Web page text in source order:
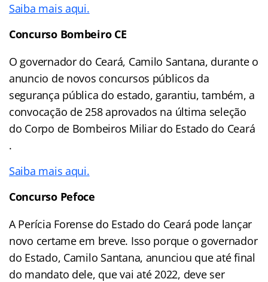
Saiba mais aqui.
Concurso Bombeiro CE
O governador do Ceará, Camilo Santana, durante o
anuncio de novos concursos públicos da
segurança pública do estado, garantiu, também, a
convocação de 258 aprovados na última seleção
do Corpo de Bombeiros Miliar do Estado do Ceará
.
Saiba mais aqui.
Concurso Pefoce
A Perícia Forense do Estado do Ceará pode lançar
novo certame em breve. Isso porque o governador
do Estado, Camilo Santana, anunciou que até final
do mandato dele, que vai até 2022, deve ser